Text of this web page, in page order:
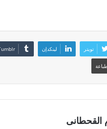
تويتر لينكدإن
القحطانى